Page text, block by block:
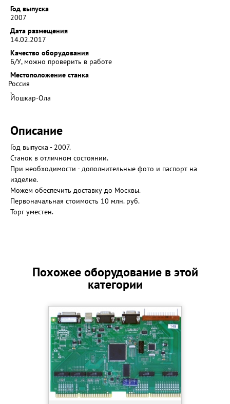
Год выпуска
2007
Дата размещения
14.02.2017
Качество оборудования
Б/У, можно проверить в работе
Местоположение станка
Россия
,
Йошкар-Ола
Описание
Год выпуска - 2007.
Станок в отличном состоянии.
При необходимости - дополнительные фото и паспорт на
изделие.
Можем обеспечить доставку до Москвы.
Первоначальная стоимость 10 млн. руб.
Торг уместен.
Похожее оборудование в этой
категории